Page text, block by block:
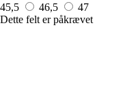
45,5
46,5
47
Dette felt er påkrævet